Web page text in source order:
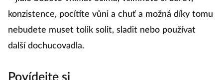
konzistence, pocítíte vůni a chuť a možná díky tomu
nebudete muset tolik solit, sladit nebo používat
další dochucovadla.
Povídejte si